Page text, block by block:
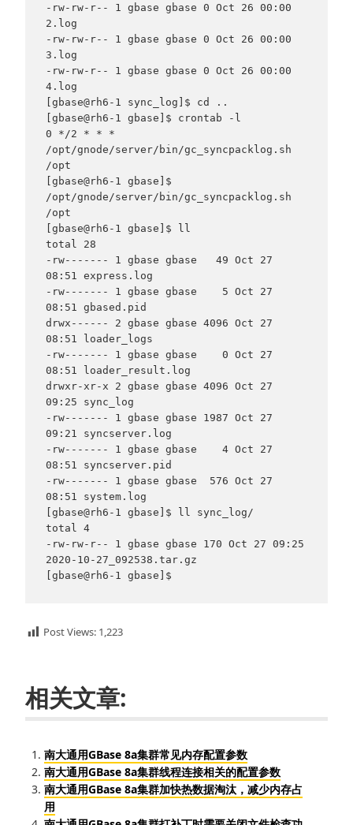
-rw-rw-r-- 1 gbase gbase 0 Oct 26 00:00
2.log
-rw-rw-r-- 1 gbase gbase 0 Oct 26 00:00
3.log
-rw-rw-r-- 1 gbase gbase 0 Oct 26 00:00
4.log
[gbase@rh6-1 sync_log]$ cd ..
[gbase@rh6-1 gbase]$ crontab -l
0 */2 * * *
/opt/gnode/server/bin/gc_syncpacklog.sh
/opt
[gbase@rh6-1 gbase]$
/opt/gnode/server/bin/gc_syncpacklog.sh
/opt
[gbase@rh6-1 gbase]$ ll
total 28
-rw------- 1 gbase gbase   49 Oct 27
08:51 express.log
-rw------- 1 gbase gbase    5 Oct 27
08:51 gbased.pid
drwx------ 2 gbase gbase 4096 Oct 27
08:51 loader_logs
-rw------- 1 gbase gbase    0 Oct 27
08:51 loader_result.log
drwxr-xr-x 2 gbase gbase 4096 Oct 27
09:25 sync_log
-rw------- 1 gbase gbase 1987 Oct 27
09:21 syncserver.log
-rw------- 1 gbase gbase    4 Oct 27
08:51 syncserver.pid
-rw------- 1 gbase gbase  576 Oct 27
08:51 system.log
[gbase@rh6-1 gbase]$ ll sync_log/
total 4
-rw-rw-r-- 1 gbase gbase 170 Oct 27 09:25
2020-10-27_092538.tar.gz
[gbase@rh6-1 gbase]$
Post Views: 1,223
相关文章:
南大通用GBase 8a集群常见内存配置参数
南大通用GBase 8a集群线程连接相关的配置参数
南大通用GBase 8a集群加快热数据淘汰，减少内存占
用